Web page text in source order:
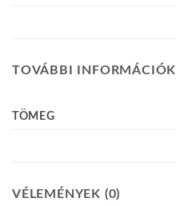
TOVÁBBI INFORMÁCIÓK
TÖMEG
VÉLEMÉNYEK (0)